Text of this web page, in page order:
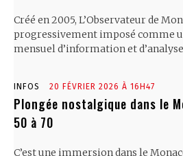
Créé en 2005, L’Observateur de
progressivement imposé comme
mensuel d’information et
INFOS 20 FÉVRIER 2026 À 16H47
Plongée nostalgique dans le
50 à 70
C’est une immersion dans le